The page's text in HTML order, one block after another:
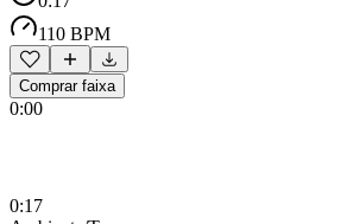
110 BPM
Comprar faixa
0:00
0:17